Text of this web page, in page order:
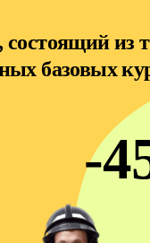
из
базовых
-